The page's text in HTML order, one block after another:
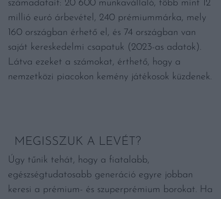
számadatait: 20 600 munkavállaló, több mint 12
millió euró árbevétel, 240 prémiummárka, mely
160 országban érhető el, és 74 országban van
saját kereskedelmi csapatuk (2023-as adatok).
Látva ezeket a számokat, érthető, hogy a
nemzetközi piacokon kemény játékosok küzdenek.
MEGISSZUK A LEVÉT?
Úgy tűnik tehát, hogy a fiatalabb,
egészségtudatosabb generáció egyre jobban
keresi a prémium- és szuperprémium borokat. Ha